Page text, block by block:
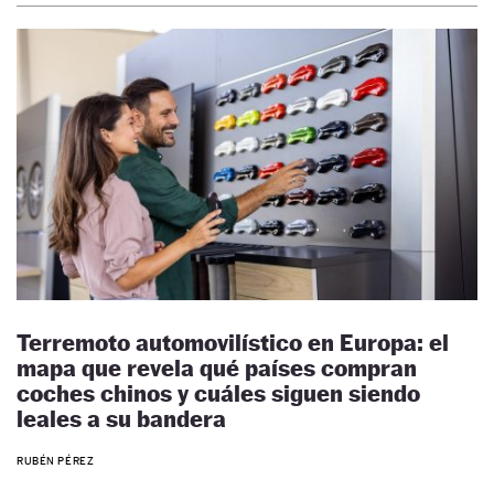
Terremoto automovilístico en Europa: el
mapa que revela qué países compran
coches chinos y cuáles siguen siendo
leales a su bandera
RUBÉN PÉREZ